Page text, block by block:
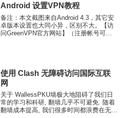
Android 设置VPN教程
备注：本文截图来自Android 4.3，其它安
卓版本设置也大同小异，区别不大。【访
问GreenVPN官方网站】（注册帐号可免
使用 Clash 无障碍访问国际互联
网
关于 WallessPKU墙极大地阻碍了我们日
常的学习和科研, 翻墙几乎不可避免. 随着
翻墙成本提高, 我们很多时间都浪费在无意